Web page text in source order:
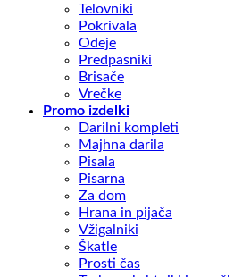
Telovniki
Pokrivala
Odeje
Predpasniki
Brisače
Vrečke
Promo izdelki
Darilni kompleti
Majhna darila
Pisala
Pisarna
Za dom
Hrana in pijača
Vžigalniki
Škatle
Prosti čas